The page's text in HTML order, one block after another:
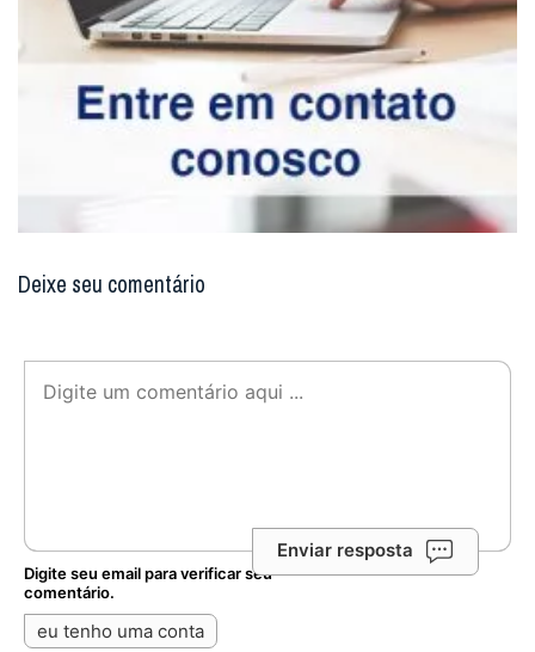
Deixe seu comentário
Enviar resposta
Digite seu email para verificar seu
comentário.
eu tenho uma conta